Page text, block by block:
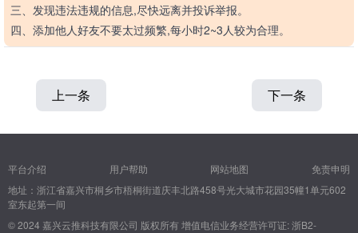
三、发现违法违规的信息,尽快远离并投诉举报。
四、添加他人好友不要太过频繁,每小时2~3人较为合理。
上一条 下一条
平台介绍 用户帮助 网站地图
免责申明
地址：浙江省嘉兴市桐乡市梧桐街道庆丰北路458号光大城市花园35幢1单元602
室东起第一间
© 2024 嘉兴云推科技有限公司 版权所有增值电信业务经营许可证: 浙B2-